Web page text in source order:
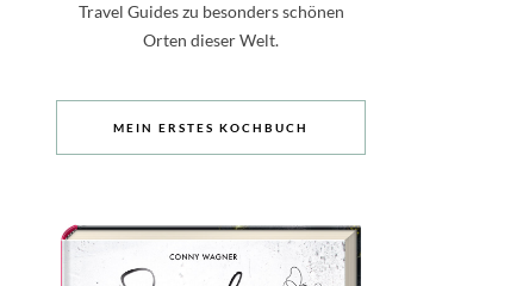
Travel Guides zu besonders schönen
Orten dieser Welt.
MEIN ERSTES KOCHBUCH